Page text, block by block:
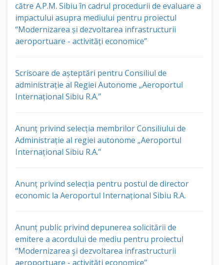
către A.P.M. Sibiu în cadrul procedurii de evaluare a
impactului asupra mediului pentru proiectul
“Modernizarea și dezvoltarea infrastructurii
aeroportuare - activități economice”
Scrisoare de așteptări pentru Consiliul de
administrație al Regiei Autonome „Aeroportul
Internațional Sibiu R.A.”
Anunț privind selecția membrilor Consiliului de
Administrație al regiei autonome „Aeroportul
Internațional Sibiu R.A.”
Anunț privind selecția pentru postul de director
economic la Aeroportul Internațional Sibiu R.A.
Anunț public privind depunerea solicitării de
emitere a acordului de mediu pentru proiectul
“Modernizarea şi dezvoltarea infrastructurii
aeroportuare - activităţi economice”